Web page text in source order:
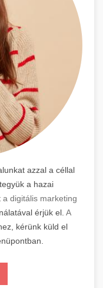
azzal a céllal
a hazai
a digitális marketing
érjük el. A
kérünk küld el